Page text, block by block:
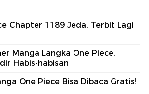
Chapter 1189 Jeda, Terbit Lagi
Manga Langka One Piece,
Habis-habisan
One Piece Bisa Dibaca Gratis!